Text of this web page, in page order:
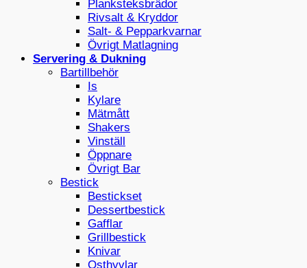
Planksteksbrädor
Rivsalt & Kryddor
Salt- & Pepparkvarnar
Övrigt Matlagning
Servering & Dukning
Bartillbehör
Is
Kylare
Mätmått
Shakers
Vinställ
Öppnare
Övrigt Bar
Bestick
Bestickset
Dessertbestick
Gafflar
Grillbestick
Knivar
Osthyvlar